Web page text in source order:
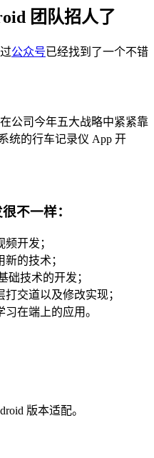
团队招人了
公众号已经找到了一个不错
公司今年五大战略中紧紧靠
统的行车记录仪 App 开
不一样：
开发；
的技术；
础技术的开发；
交道以及修改实现；
在端上的应用。
版本适配。